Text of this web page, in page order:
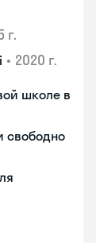
г.
• 2020 г.
школе в
свободно